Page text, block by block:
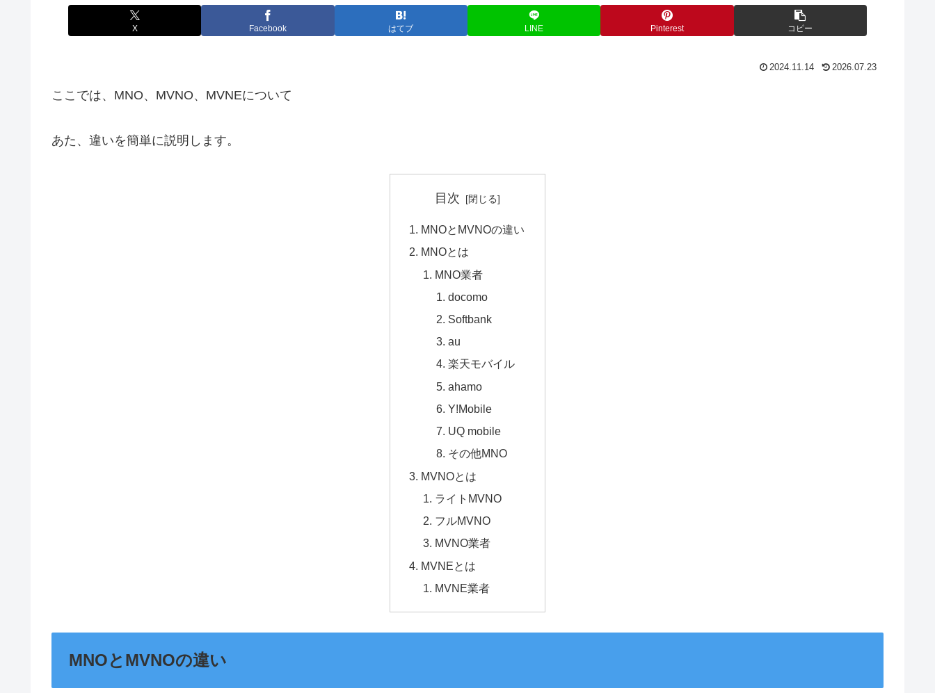
X Facebook はてブ LINE Pinterest コピー
2024.11.14 2026.07.23
ここでは、MNO、MVNO、MVNEについて
あた、違いを簡単に説明します。
目次
MNOとMVNOの違い
MNOとは
MNO業者
docomo
Softbank
au
楽天モバイル
ahamo
Y!Mobile
UQ mobile
その他MNO
MVNOとは
ライトMVNO
フルMVNO
MVNO業者
MVNEとは
MVNE業者
MNOとMVNOの違い